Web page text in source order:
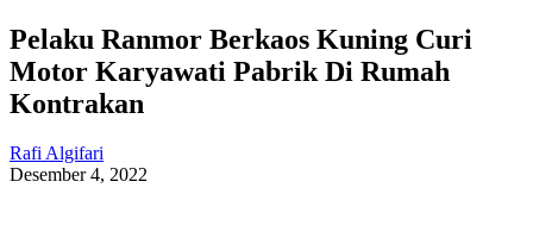
Pelaku Ranmor Berkaos Kuning Curi
Motor Karyawati Pabrik Di Rumah
Kontrakan
Rafi Algifari
Desember 4, 2022